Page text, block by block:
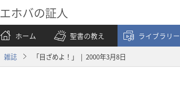
エホバの証人
ホーム
聖書の教え ライブラリー
雑誌 「目ざめよ！」 | 2000年3月8日